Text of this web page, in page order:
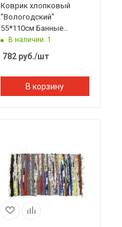
Коврик хлопковый
"Вологодский"
55*110см Банные
штучки
В наличии: 1
782руб./шт
В корзину